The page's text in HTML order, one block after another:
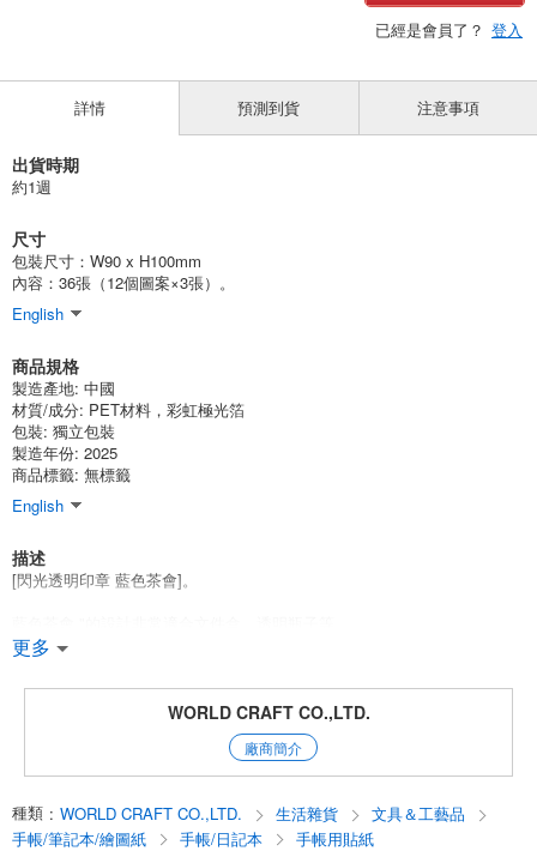
已經是會員了？ 登入
詳情
出貨時期
約1週
尺寸
包裝尺寸：W90 x H100mm
內容：36張（12個圖案×3張）。
English
商品規格
製造產地: 中國
材質/成分: PET材料，彩虹極光箔
包裝: 獨立包裝
製造年份: 2025
商品標籤: 無標籤
English
描述
[閃光透明印章 藍色茶會]。
這種設計可與任何裝飾完美搭配。
*非常受歡迎的閃光片封條的第五個版本！*
我們目前最暢銷的系列之一！ ；
這些薄片貼紙由透明材料製成，上面印有閃閃發光的燙金圖案。
這些設計也適用於時尚的筆記本拼貼。
PET 材料特有的透明性、柔軟性和粘合性，不僅是裝飾紙質材料的最佳材
料，也是裝飾日常生活的最佳材料。
更多
預測到貨 注意事項
WORLD CRAFT CO.,LTD.
廠商簡介
種類 : WORLD CRAFT CO.,LTD. 生活雜貨
文具＆工藝品
手帳/筆記本/繪圖紙
手帳/日記本 手帳用貼紙